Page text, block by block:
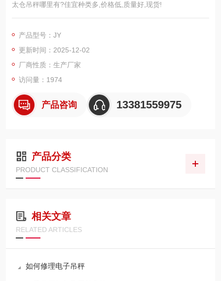
太仓吊秤哪里有?佳宜种类多,价格低,质量好,现货!
产品型号：JY
更新时间：2025-12-02
厂商性质：生产厂家
访问量：1974
产品咨询 13381559975
产品分类
PRODUCT CLASSIFICATION
相关文章
RELATED ARTICLES
如何修理电子吊秤